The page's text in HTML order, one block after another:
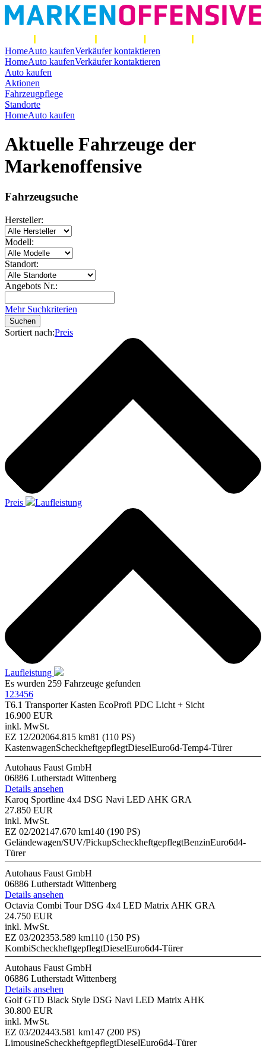
HomeAuto kaufenVerkäufer kontaktieren
HomeAuto kaufenVerkäufer kontaktieren
Auto kaufen
Aktionen
Fahrzeugpflege
Standorte
HomeAuto kaufen
Aktuelle Fahrzeuge der
Markenoffensive
Fahrzeugsuche
Hersteller:
Modell:
Standort:
Angebots Nr.:
Mehr Suchkriterien
Suchen
Sortiert nach:Preis
Preis Laufleistung
Laufleistung
Es wurden 259 Fahrzeuge gefunden
1 23456
T6.1 Transporter Kasten EcoProfi PDC Licht + Sicht
16.900 EUR
inkl. MwSt.
EZ 12/202064.815 km81 (110 PS)
KastenwagenScheckheftgepflegtDieselEuro6d-Temp4-Türer
Autohaus Faust GmbH
06886 Lutherstadt Wittenberg
Details ansehen
Karoq Sportline 4x4 DSG Navi LED AHK GRA
27.850 EUR
inkl. MwSt.
EZ 02/202147.670 km140 (190 PS)
Geländewagen/SUV/PickupScheckheftgepflegtBenzinEuro6d4-
Türer
Autohaus Faust GmbH
06886 Lutherstadt Wittenberg
Details ansehen
Octavia Combi Tour DSG 4x4 LED Matrix AHK GRA
24.750 EUR
inkl. MwSt.
EZ 03/202353.589 km110 (150 PS)
KombiScheckheftgepflegtDieselEuro6d4-Türer
Autohaus Faust GmbH
06886 Lutherstadt Wittenberg
Details ansehen
Golf GTD Black Style DSG Navi LED Matrix AHK
30.800 EUR
inkl. MwSt.
EZ 03/202443.581 km147 (200 PS)
LimousineScheckheftgepflegtDieselEuro6d4-Türer